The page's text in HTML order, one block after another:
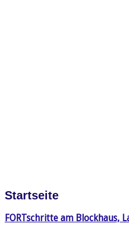
Startseite
FORTschritte am Blockhaus,